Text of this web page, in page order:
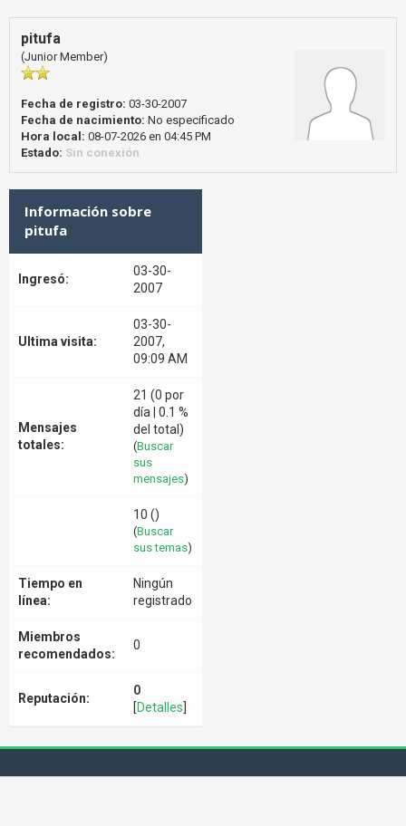
pitufa
(Junior Member)
Fecha de registro: 03-30-2007
Fecha de nacimiento: No especificado
Hora local: 08-07-2026 en 04:45 PM
Estado: Sin conexión
Información sobre
pitufa
Ingresó:
03-30-
2007
Ultima visita:
03-30-
2007,
09:09 AM
Mensajes
totales:
21 (0 por
día | 0.1 %
del total)
(Buscar
sus
mensajes)
10 ()
(Buscar
sus temas)
Tiempo en
línea:
Ningún
registrado
Miembros
recomendados:
0
Reputación:
0
[Detalles